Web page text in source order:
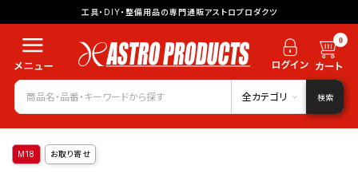
工具・DIY・整備用品の専門通販アストロプロダクツ
0
全カテゴリ 検索
M18 お取り寄せ